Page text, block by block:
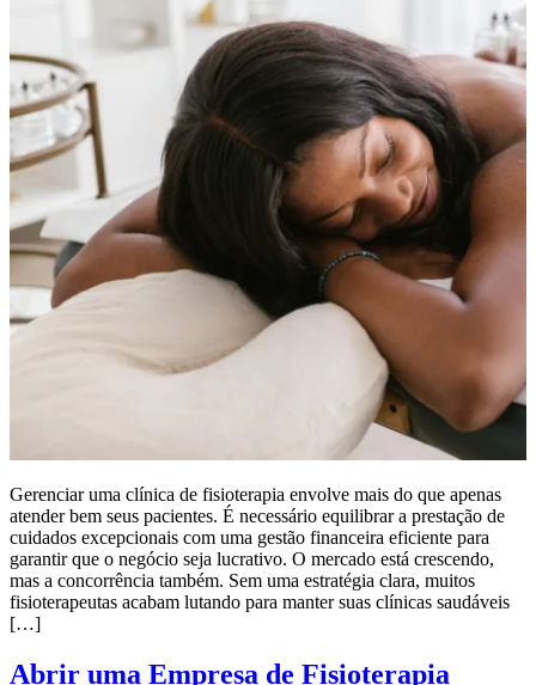
Gerenciar uma clínica de fisioterapia envolve mais do que apenas
atender bem seus pacientes. É necessário equilibrar a prestação de
cuidados excepcionais com uma gestão financeira eficiente para
garantir que o negócio seja lucrativo. O mercado está crescendo,
mas a concorrência também. Sem uma estratégia clara, muitos
fisioterapeutas acabam lutando para manter suas clínicas saudáveis
[…]
Abrir uma Empresa de Fisioterapia